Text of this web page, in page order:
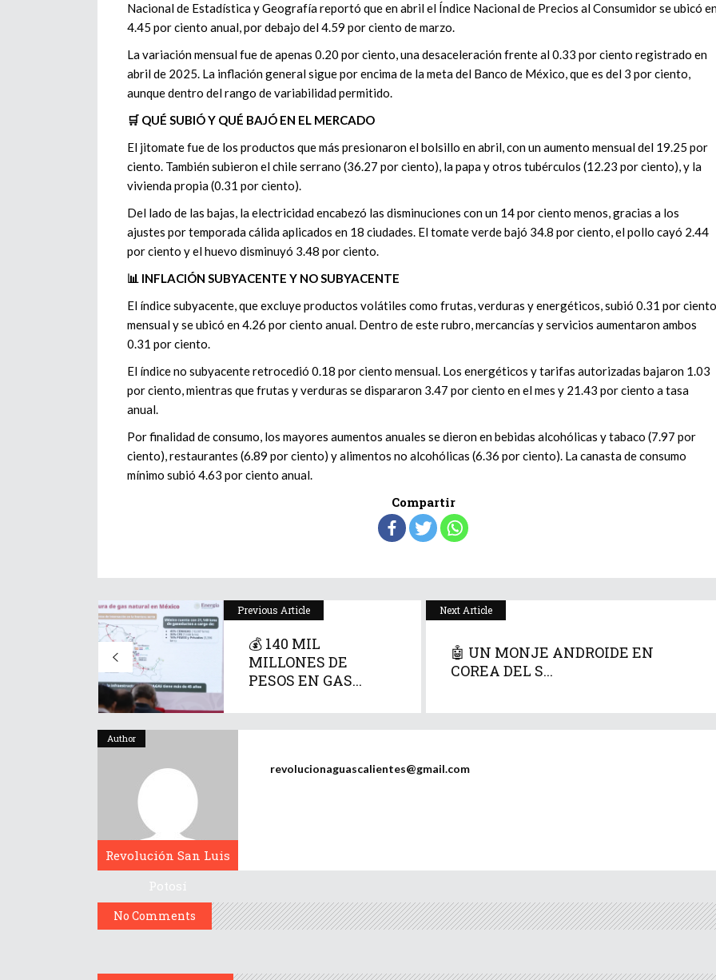
Nacional de Estadística y Geografía reportó que en abril el Índice Nacional de Precios al Consumidor se ubicó
4.45 por ciento anual, por debajo del 4.59 por ciento de marzo.
La variación mensual fue de apenas 0.20 por ciento, una desaceleración frente al 0.33 por ciento registrado en
abril de 2025. La inflación general sigue por encima de la meta del Banco de México, que es del 3 por ciento,
aunque dentro del rango de variabilidad permitido.
🛒 QUÉ SUBIÓ Y QUÉ BAJÓ EN EL MERCADO
El jitomate fue de los productos que más presionaron el bolsillo en abril, con un aumento mensual del 19.25 por
ciento. También subieron el chile serrano (36.27 por ciento), la papa y otros tubérculos (12.23 por ciento), y la
vivienda propia (0.31 por ciento).
Del lado de las bajas, la electricidad encabezó las disminuciones con un 14 por ciento menos, gracias a los
ajustes por temporada cálida aplicados en 18 ciudades. El tomate verde bajó 34.8 por ciento, el pollo cayó 2.44
por ciento y el huevo disminuyó 3.48 por ciento.
📊 INFLACIÓN SUBYACENTE Y NO SUBYACENTE
El índice subyacente, que excluye productos volátiles como frutas, verduras y energéticos, subió 0.31 por ciento
mensual y se ubicó en 4.26 por ciento anual. Dentro de este rubro, mercancías y servicios aumentaron ambos
0.31 por ciento.
El índice no subyacente retrocedió 0.18 por ciento mensual. Los energéticos y tarifas autorizadas bajaron 1.03
por ciento, mientras que frutas y verduras se dispararon 3.47 por ciento en el mes y 21.43 por ciento a tasa
anual.
Por finalidad de consumo, los mayores aumentos anuales se dieron en bebidas alcohólicas y tabaco (7.97 por
ciento), restaurantes (6.89 por ciento) y alimentos no alcohólicas (6.36 por ciento). La canasta de consumo
mínimo subió 4.63 por ciento anual.
Compartir
Previous Article
💰 140 MIL
MILLONES DE
PESOS EN GAS...
Next Article
🤖 UN MONJE ANDROIDE EN
COREA DEL S...
Author
Revolución San Luis
Potosí
revolucionaguascalientes@gmail.com
No Comments